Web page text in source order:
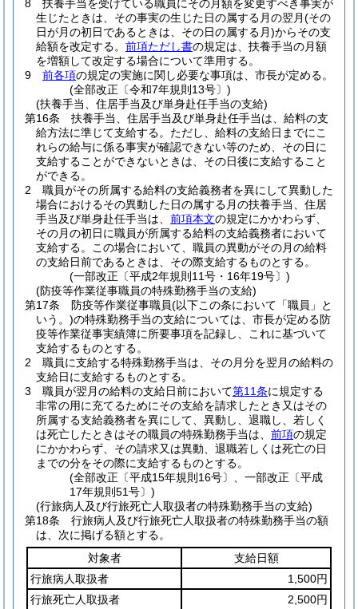
8
扶養手当を受けている職員にその月額を変更すべき事実が
生じたときは、その事実の生じた日の属する月の翌月(その
日が月の初日であるときは、その日の属する月)からその支
給額を改定する。 前項ただし書の規定は、扶養手当の月額
を増額して改定する場合について準用する。
9
前各項の規定の実施に関し必要な事項は、市長が定める。
(全部改正〔令和7年規則13号〕)
(扶養手当、住居手当及び単身赴任手当の支給)
第16条
扶養手当、住居手当及び単身赴任手当は、給料の支
給方法に準じて支給する。 ただし、給料の支給日までにこ
れらの給与に係る事実が確認できない等のため、その日に
支給することができないときは、その日後に支給すること
ができる。
2
職員がその所属する給料の支給義務者を異にして異動した
場合におけるその異動した日の属する月の扶養手当、住居
手当及び単身赴任手当は、 前項本文の規定にかかわらず、
その月の初日に職員が所属する給料の支給義務者において
支給する。
この場合において、職員の異動がその月の給料
の支給日前であるときは、その際支給するものとする。
(一部改正〔平成2年規則11号・16年19号〕)
(防疫等作業従事職員の特殊勤務手当の支給)
第17条
防疫等作業従事職員(以下この条において「職員」と
いう。)の特殊勤務手当の支給については、市長が定める防
疫等作業従事実績簿に所要事項を記録し、これに基づいて
支給するものとする。
2
職員に支給する特殊勤務手当は、その月分を翌月の給料の
支給日に支給するものとする。
3
職員が翌月の給料の支給日前において第11条に規定する
非常の用に充てるためにその支給を請求したとき又はその
所属する支給義務者を異にして、異動し、退職し、若しく
は死亡したときはその職員の特殊勤務手当は、 前項の規定
にかかわらず、その請求又は異動、退職若しくは死亡の日
までの分をその際に支給するものとする。
(全部改正〔平成15年規則16号〕、一部改正〔平成
17年規則51号〕)
(行旅病人及び行旅死亡人取扱者の特殊勤務手当の支給)
第18条
行旅病人及び行旅死亡人取扱者の特殊勤務手当の額
は、次に掲げる額とする。
対象者
支給日額
行旅病人取扱者
1,500円
行旅死亡人取扱者
2,500円